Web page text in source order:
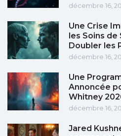
décembre 16,
Une Crise
les Soins
Doubler les
décembre 16,
Une
Annoncée
Whitney
décembre 16,
Jared